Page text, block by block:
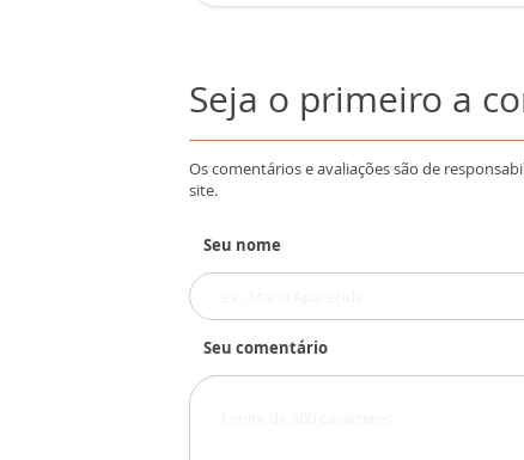
Seja o primeiro a
Os comentários e avaliações são de
site.
Seu nome
Seu comentário